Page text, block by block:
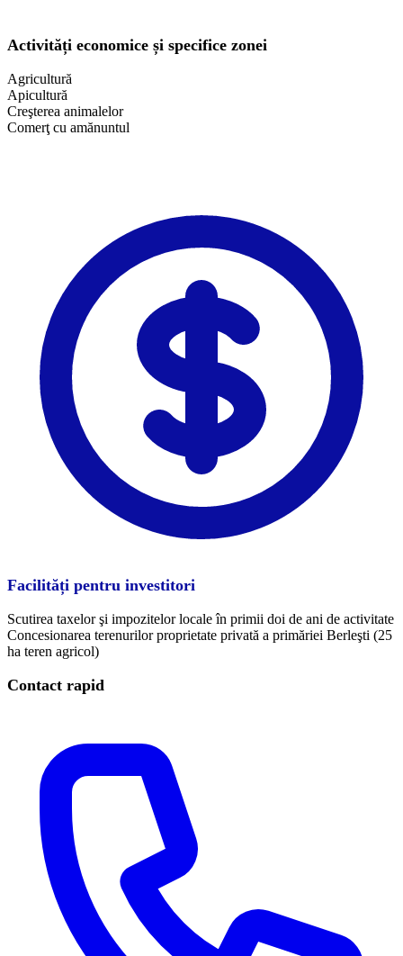
Activități economice și specifice zonei
Agricultură
Apicultură
Creşterea animalelor
Comerţ cu amănuntul
Facilități pentru investitori
Scutirea taxelor şi impozitelor locale în primii doi de ani de activitate
Concesionarea terenurilor proprietate privată a primăriei Berleşti (25
ha teren agricol)
Contact rapid